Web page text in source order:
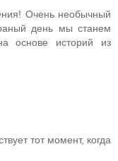
Очень необычный
день мы станем
основе историй из
тот момент, когда